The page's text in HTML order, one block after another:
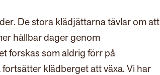
De stora klädjättarna tävlar om att
hållbar dager genom
forskas som aldrig förr på
klädberget att växa. Vi har